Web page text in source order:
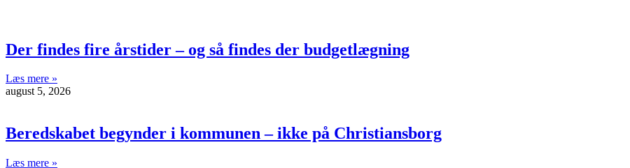
Der findes fire årstider – og så findes der budgetlægning
Læs mere »
august 5, 2026
Beredskabet begynder i kommunen – ikke på Christiansborg
Læs mere »